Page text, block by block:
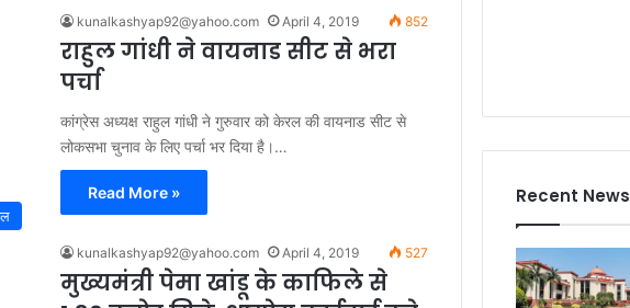
kunalkashyap92@yahoo.com April 4, 2019 852
राहुल गांधी ने वायनाड सीट से भरा
पर्चा
कांग्रेस अध्यक्ष राहुल गांधी ने गुरुवार को केरल की वायनाड सीट से
लोकसभा चुनाव के लिए पर्चा भर दिया है।…
Read More »
kunalkashyap92@yahoo.com April 4, 2019 527
मुख्यमंत्री पेमा खांडू के काफिले से
Recent News